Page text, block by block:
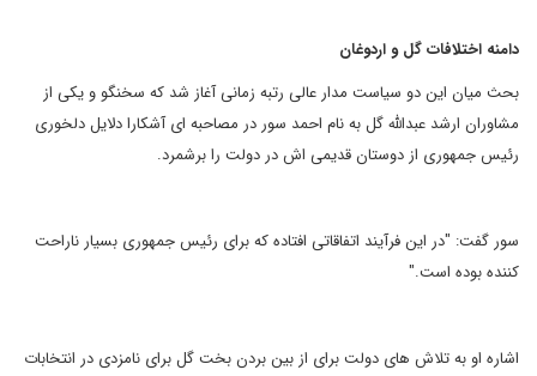
دامنه اختلافات گل و اردوغان
بحث میان این دو سیاست مدار عالی رتبه زمانی آغاز شد که سخنگو و یکی از
مشاوران ارشد عبدالله گل به نام احمد سور در مصاحبه ای آشکارا دلایل دلخوری
رئیس جمهوری از دوستان قدیمی اش در دولت را برشمرد.
سور گفت: "در این فرآیند اتفاقاتی افتاده که برای رئیس جمهوری بسیار ناراحت
کننده بوده است."
اشاره او به تلاش های دولت برای از بین بردن بخت گل برای نامزدی در انتخابات